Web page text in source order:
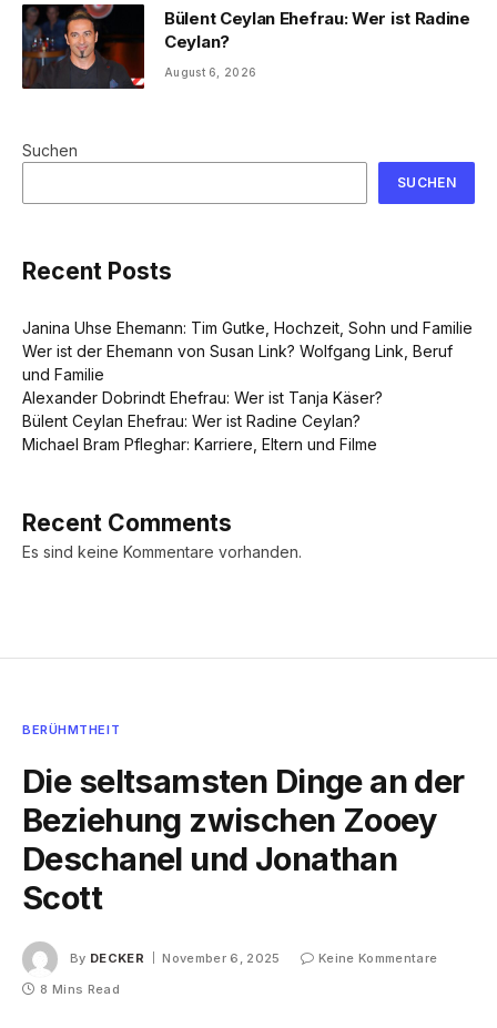
Bülent Ceylan Ehefrau: Wer ist Radine
Ceylan?
August 6, 2026
Suchen
SUCHEN
Recent Posts
Janina Uhse Ehemann: Tim Gutke, Hochzeit, Sohn und Familie
Wer ist der Ehemann von Susan Link? Wolfgang Link, Beruf
und Familie
Alexander Dobrindt Ehefrau: Wer ist Tanja Käser?
Bülent Ceylan Ehefrau: Wer ist Radine Ceylan?
Michael Bram Pfleghar: Karriere, Eltern und Filme
Recent Comments
Es sind keine Kommentare vorhanden.
BERÜHMTHEIT
Die seltsamsten Dinge an der
Beziehung zwischen Zooey
Deschanel und Jonathan
Scott
By DECKER November 6, 2025
Keine Kommentare
8 Mins Read